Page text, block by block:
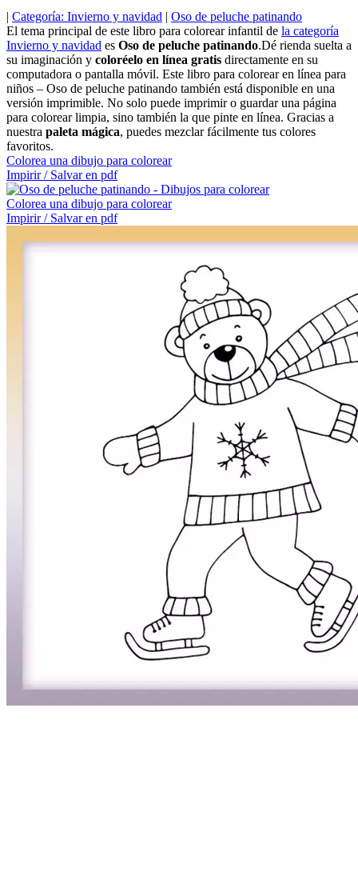
| Categoría: Invierno y navidad | Oso de peluche patinando
El tema principal de este libro para colorear infantil de la categoría
Invierno y navidad es Oso de peluche patinando.Dé rienda suelta a
su imaginación y coloréelo en línea gratis directamente en su
computadora o pantalla móvil. Este libro para colorear en línea para
niños – Oso de peluche patinando también está disponible en una
versión imprimible. No solo puede imprimir o guardar una página
para colorear limpia, sino también la que pinte en línea. Gracias a
nuestra paleta mágica, puedes mezclar fácilmente tus colores
favoritos.
Colorea una dibujo para colorear
Impirir / Salvar en pdf
Colorea una dibujo para colorear
Impirir / Salvar en pdf